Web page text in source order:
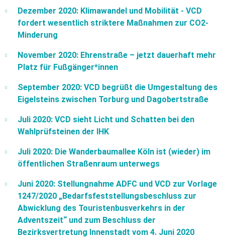
Dezember 2020: Klimawandel und Mobilität - VCD
fordert wesentlich striktere Maßnahmen zur CO2-
Minderung
November 2020: Ehrenstraße – jetzt dauerhaft mehr
Platz für Fußgänger*innen
September 2020: VCD begrüßt die Umgestaltung des
Eigelsteins zwischen Torburg und Dagobertstraße
Juli 2020: VCD sieht Licht und Schatten bei den
Wahlprüfsteinen der IHK
Juli 2020: Die Wanderbaumallee Köln ist (wieder) im
öffentlichen Straßenraum unterwegs
Juni 2020: Stellungnahme ADFC und VCD zur Vorlage
1247/2020 „Bedarfsfeststellungsbeschluss zur
Abwicklung des Touristenbusverkehrs in der
Adventszeit“ und zum Beschluss der
Bezirksvertretung Innenstadt vom 4. Juni 2020